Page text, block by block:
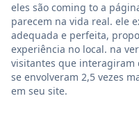
eles são coming to a
parecem na vida real. ele
adequada e perfeita,
experiência no local. na
visitantes que interagiram
se envolveram 2,5 vezes
em seu site.